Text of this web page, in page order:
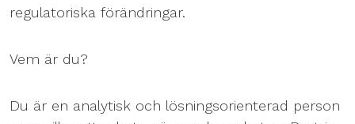
regulatoriska förändringar.
Vem är du?
Du är en analytisk och lösningsorienterad person